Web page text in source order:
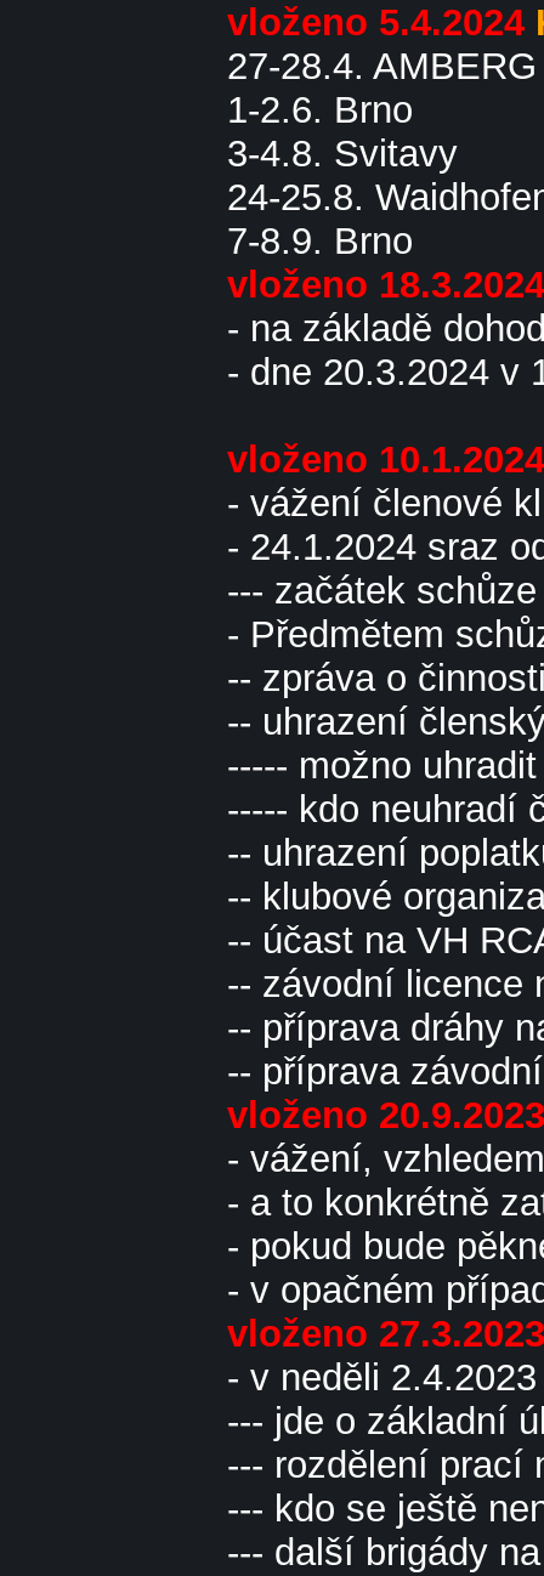
vloženo 5.4.2024
27-28.4.
1-2.6. Brno
3-4.8. Svitavy
24-25.8.
7-8.9. Brno
vloženo
- na základě
- dne 20.3.2024 v
vloženo
- vážení členové
- 24.1.2024 sraz
--- začátek
- Předmětem
-- zpráva o
-- uhrazení
----- možno
----- kdo neuhradí
-- uhrazení
-- klubové
-- účast na VH
-- závodní licence
-- příprava dráhy
-- příprava
vloženo
- vážení,
- a to konkrétně
- pokud bude
- v opačném
vloženo
- v neděli
--- jde o základní
--- rozdělení prací
--- kdo se ještě
--- další brigády